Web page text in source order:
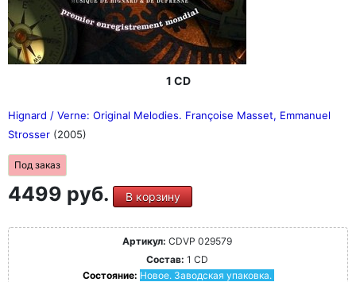
1 CD
Hignard / Verne: Original Melodies. Françoise Masset, Emmanuel
Strosser (2005)
Под заказ
4499 руб. В корзину
Артикул: CDVP 029579
Состав: 1 CD
Состояние: Новое. Заводская упаковка.